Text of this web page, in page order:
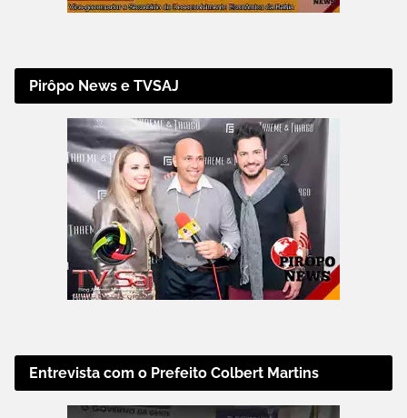
Pirôpo News e TVSAJ
Entrevista com o Prefeito Colbert Martins